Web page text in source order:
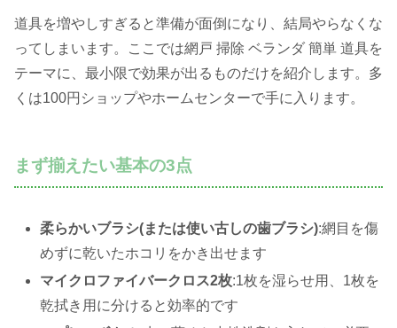
道具を増やしすぎると準備が面倒になり、結局やらなくな
ってしまいます。ここでは網戸 掃除 ベランダ 簡単 道具を
テーマに、最小限で効果が出るものだけを紹介します。多
くは100円ショップやホームセンターで手に入ります。
まず揃えたい基本の3点
柔らかいブラシ(または使い古しの歯ブラシ):網目を傷
めずに乾いたホコリをかき出せます
マイクロファイバークロス2枚:1枚を湿らせ用、1枚を
乾拭き用に分けると効率的です